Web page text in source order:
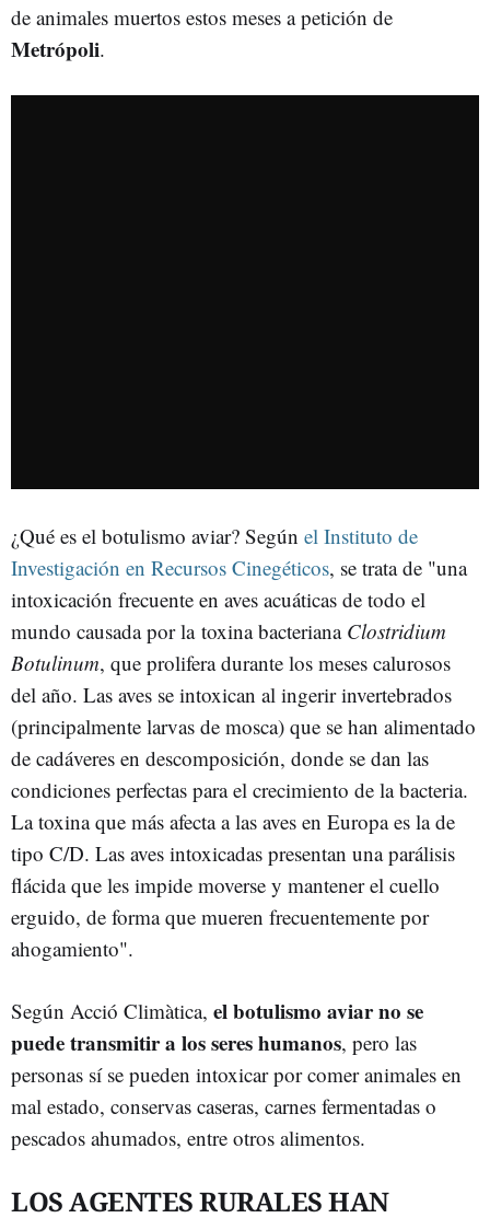
de animales muertos estos meses a petición de
Metrópoli.
¿Qué es el botulismo aviar? Según el Instituto de
Investigación en Recursos Cinegéticos, se trata de "una
intoxicación frecuente en aves acuáticas de todo el
mundo causada por la toxina bacteriana Clostridium
Botulinum, que prolifera durante los meses calurosos
del año. Las aves se intoxican al ingerir invertebrados
(principalmente larvas de mosca) que se han alimentado
de cadáveres en descomposición, donde se dan las
condiciones perfectas para el crecimiento de la bacteria.
La toxina que más afecta a las aves en Europa es la de
tipo C/D. Las aves intoxicadas presentan una parálisis
flácida que les impide moverse y mantener el cuello
erguido, de forma que mueren frecuentemente por
ahogamiento".
Según Acció Climàtica, el botulismo aviar no se
puede transmitir a los seres humanos, pero las
personas sí se pueden intoxicar por comer animales en
mal estado, conservas caseras, carnes fermentadas o
pescados ahumados, entre otros alimentos.
LOS AGENTES RURALES HAN